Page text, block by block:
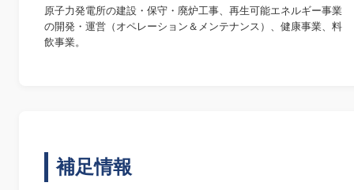
原子力発電所の建設・保守・廃炉工事、再生可能エネルギー事業
の開発・運営（オペレーション＆メンテナンス）、健康事業、料
飲事業。
補足情報